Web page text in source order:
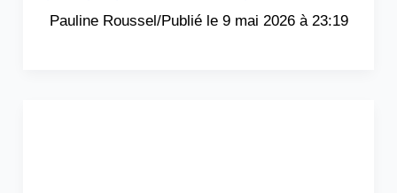
Pauline Roussel/ 9 mai 2026 à 23:19